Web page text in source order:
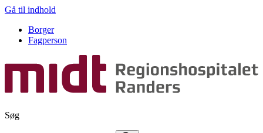
Gå til indhold
Borger
Fagperson
Søg